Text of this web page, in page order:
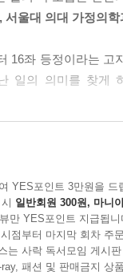
기억한다
는 어느날 ‘눈(雪)
진을 얻었는데, 그 결
, 죽여버릴 거야’
말한다. 또 예쁘다
완전히 결정이 깨
. 아르헨티나의
났고 한국의 <아리
울대 의대 가정의학
16좌 등정이라는
일의 의미를 찾게
정이 보석처럼 빛
들과 내 아이를 대
YES포인트 3만원을 드
일반회원 300원, 마니
만 YES포인트 지급됩니
점부터 마지막 회차 주
는 사락 독서모임 게시
패션 및 판매금지 상